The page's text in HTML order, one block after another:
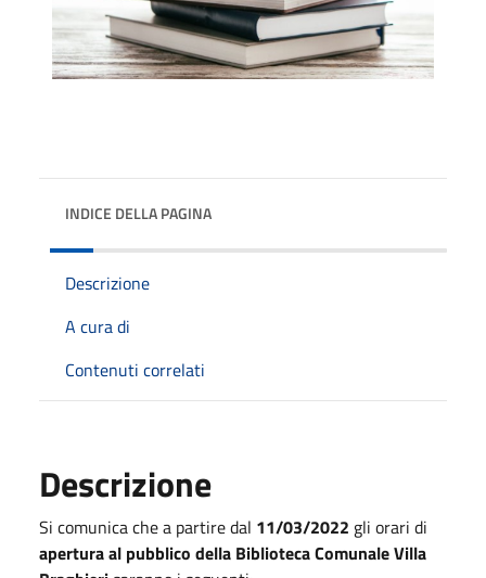
INDICE DELLA PAGINA
Descrizione
A cura di
Contenuti correlati
Descrizione
Si comunica che a partire dal 11/03/2022 gli orari di
apertura al pubblico della Biblioteca Comunale Villa